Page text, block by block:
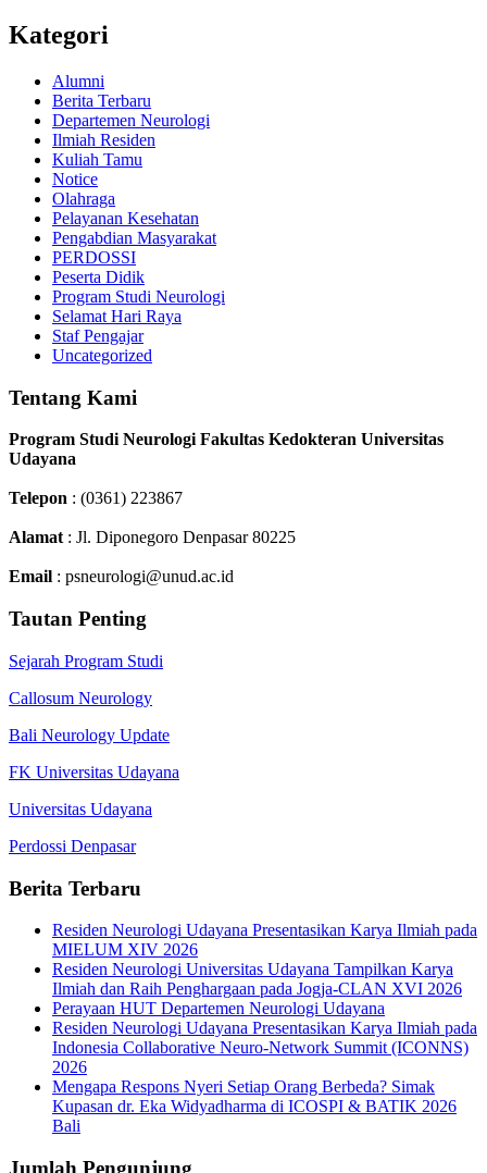
Kategori
Alumni
Berita Terbaru
Departemen Neurologi
Ilmiah Residen
Kuliah Tamu
Notice
Olahraga
Pelayanan Kesehatan
Pengabdian Masyarakat
PERDOSSI
Peserta Didik
Program Studi Neurologi
Selamat Hari Raya
Staf Pengajar
Uncategorized
Tentang Kami
Program Studi Neurologi Fakultas Kedokteran Universitas
Udayana
Telepon : (0361) 223867
Alamat: Jl. Diponegoro Denpasar 80225
Email : psneurologi@unud.ac.id
Tautan Penting
Sejarah Program Studi
Callosum Neurology
Bali Neurology Update
FK Universitas Udayana
Universitas Udayana
Perdossi Denpasar
Berita Terbaru
Residen Neurologi Udayana Presentasikan Karya Ilmiah pada
MIELUM XIV 2026
Residen Neurologi Universitas Udayana Tampilkan Karya
Ilmiah dan Raih Penghargaan pada Jogja-CLAN XVI 2026
Perayaan HUT Departemen Neurologi Udayana
Residen Neurologi Udayana Presentasikan Karya Ilmiah pada
Indonesia Collaborative Neuro-Network Summit (ICONNS)
2026
Mengapa Respons Nyeri Setiap Orang Berbeda? Simak
Kupasan dr. Eka Widyadharma di ICOSPI & BATIK 2026
Bali
Jumlah Pengunjung